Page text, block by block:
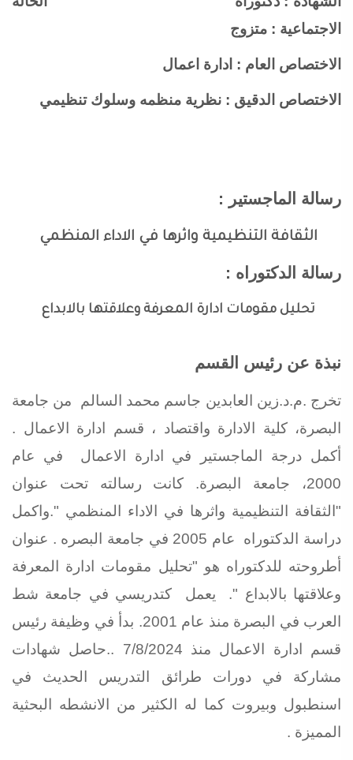
الاجتماعية : متزوج
الاختصاص العام : ادارة اعمال
الاختصاص الدقيق : نظرية منظمه وسلوك تنظيمي
رسالة الماجستير :
الثقافة التنظيمية واثرها في الاداء المنظمي
رسالة الدكتوراه :
تحليل مقومات ادارة المعرفة وعلاقتها بالابداع
نبذة عن رئيس القسم
تخرج .م.د.زين العابدين جاسم محمد السالم من جامعة
البصرة، كلية الادارة واقتصاد ، قسم ادارة الاعمال .
أكمل درجة الماجستير في ادارة الاعمال في عام
2000، جامعة البصرة. كانت رسالته تحت عنوان
"الثقافة التنظيمية واثرها في الاداء المنظمي ".واكمل
دراسة الدكتوراه عام 2005 في جامعة البصره . عنوان
أطروحته للدكتوراه هو "تحليل مقومات ادارة المعرفة
وعلاقتها بالابداع ". يعمل كتدريسي في جامعة شط
العرب في البصرة منذ عام 2001. بدأ في وظيفة رئيس
قسم ادارة الاعمال منذ 7/8/2024 ..حاصل شهادات
مشاركة في دورات طرائق التدريس الحديث في
اسنطبول وبيروت كما له الكثير من الانشطه البحثية
المميزة .